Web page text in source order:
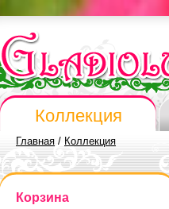
Коллекция
Главная / Коллекция
Корзина